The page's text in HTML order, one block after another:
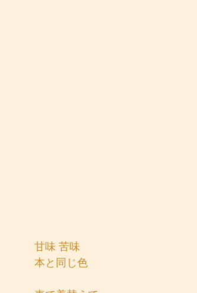
甘味 苦味
本と同じ色